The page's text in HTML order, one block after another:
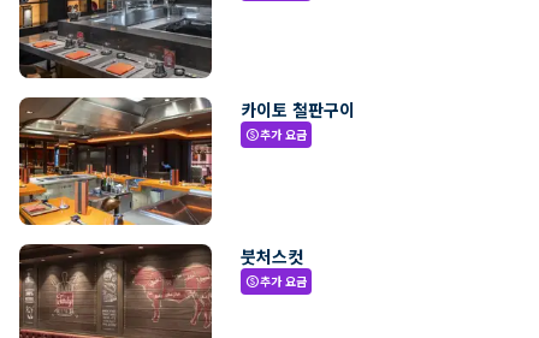
카이토 철판구이
paid추가 요금
붓처스컷
paid추가 요금